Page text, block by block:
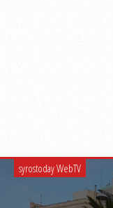
syrostoday WebTV